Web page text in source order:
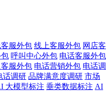
服外包 线上客服外包 网店客
呼叫中心外包 电话客服外包
服外包 电话营销外包 电话调
话调研 品牌满意度调研 市场
大模型标注 垂类数据标注 AI